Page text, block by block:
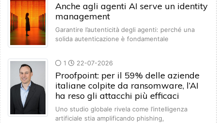
Anche agli agenti AI serve un identity
management
Garantire l’autenticità degli agenti: perché una
solida autenticazione è fondamentale
1 22-07-2026
Proofpoint: per il 59% delle aziende
italiane colpite da ransomware, l’AI
ha reso gli attacchi più efficaci
Uno studio globale rivela come l’intelligenza
artificiale stia amplificando phishing,